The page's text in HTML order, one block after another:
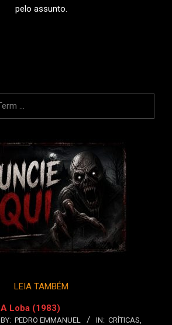
pelo assunto.
LEIA TAMBÉM
A Loba (1983)
BY: PEDRO EMMANUEL IN: CRÍTICAS,